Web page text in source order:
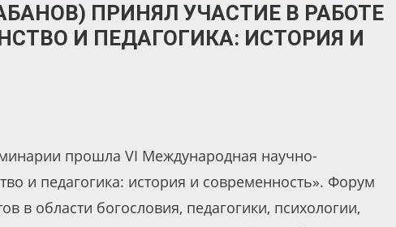
ПРИНЯЛ УЧАСТИЕ В РАБОТЕ
И ПЕДАГОГИКА: ИСТОРИЯ И
прошла VI Международная научно-
и педагогика: история и современность». Форум
в области богословия, педагогики, психологии,